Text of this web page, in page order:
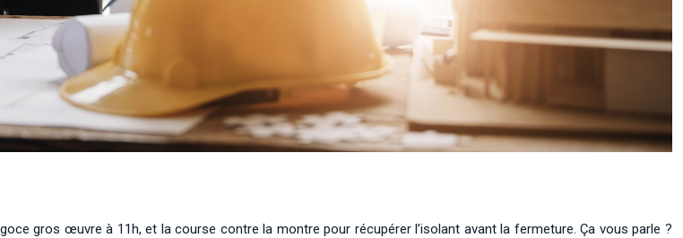
gros œuvre à 11h, et la course contre la montre pour récupérer l’isolant avant la fermeture. Ça vous parle ?